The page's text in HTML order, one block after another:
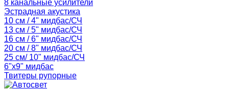
8 канальные усилители
Эстрадная акустика
10 см / 4" мидбас/СЧ
13 см / 5" мидбас/СЧ
16 см / 6" мидбас/СЧ
20 см / 8" мидбас/СЧ
25 см/ 10" мидбас/СЧ
6"x9" мидбас
Твитеры рупорные